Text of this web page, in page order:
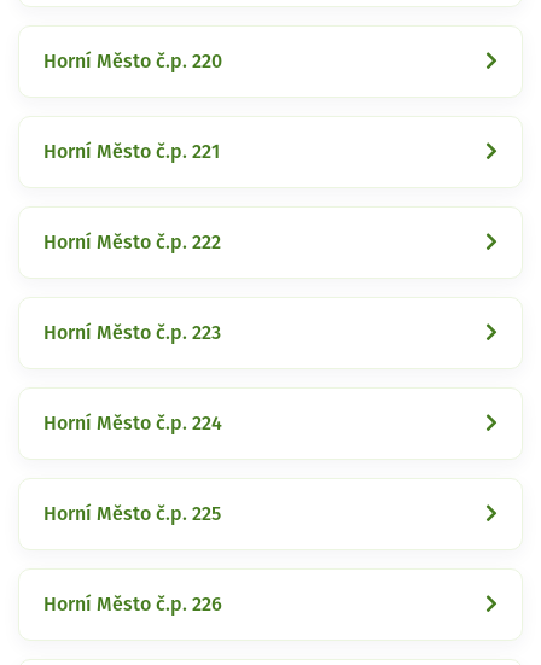
Horní Město č.p. 220
Horní Město č.p. 221
Horní Město č.p. 222
Horní Město č.p. 223
Horní Město č.p. 224
Horní Město č.p. 225
Horní Město č.p. 226